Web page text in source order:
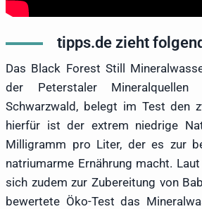
tipps.de zieht
Das Black Forest Still
der Peterstaler
Schwarzwald, belegt im Test den
hierfür ist der extrem niedrige
Milligramm pro Liter, der es zur
natriumarme Ernährung macht.
sich zudem zur Zubereitung von
bewertete Öko-Test das